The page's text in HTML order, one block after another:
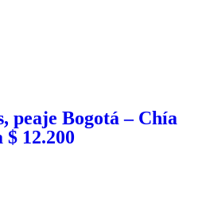
peaje Bogotá – Chía
$ 12.200